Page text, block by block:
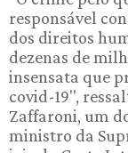
responsável
dos direitos
dezenas de
insensata que
covid-19",
Zaffaroni, um
ministro da